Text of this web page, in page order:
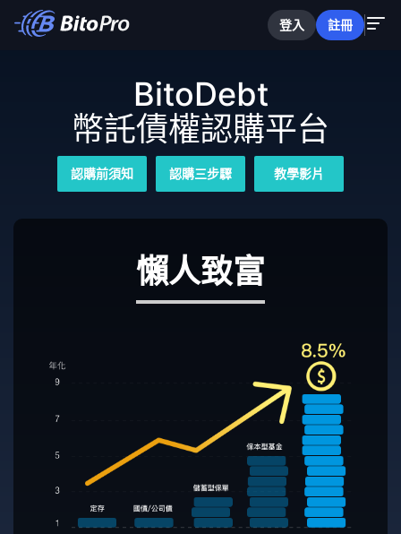
登入 註冊
BitoDebt
幣託債權認購平台
認購前須知 認購三步驟 教學影片
懶人致富